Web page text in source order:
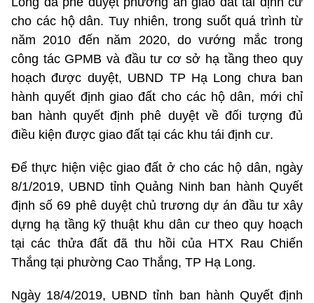
cho các hộ dân. Tuy nhiên, trong suốt quá trình từ
năm 2010 đến năm 2020, do vướng mắc trong
công tác GPMB và đầu tư cơ sở hạ tầng theo quy
hoạch được duyệt, UBND TP Hạ Long chưa ban
hành quyết định giao đất cho các hộ dân, mới chỉ
ban hành quyết định phê duyệt về đối tượng đủ
điều kiện được giao đất tại các khu tái định cư.
Để thực hiện việc giao đất ở cho các hộ dân, ngày
8/1/2019, UBND tỉnh Quảng Ninh ban hành Quyết
định số 69 phê duyệt chủ trương dự án đầu tư xây
dựng hạ tầng kỹ thuật khu dân cư theo quy hoạch
tại các thửa đất đã thu hồi của HTX Rau Chiến
Thắng tại phường Cao Thắng, TP Hạ Long.
Ngày 18/4/2019, UBND tỉnh ban hành Quyết định